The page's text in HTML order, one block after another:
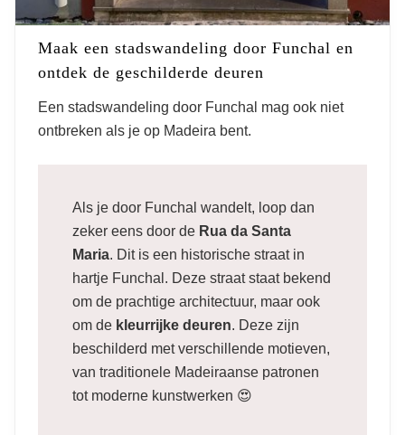
hoofdstad van Madeira
Maak een stadswandeling door Funchal en
ontdek de geschilderde deuren
Een stadswandeling door Funchal mag ook niet
ontbreken als je op Madeira bent.
Als je door Funchal wandelt, loop dan
zeker eens door de Rua da Santa
Maria. Dit is een historische straat in
hartje Funchal. Deze straat staat bekend
om de prachtige architectuur, maar ook
om de kleurrijke deuren. Deze zijn
beschilderd met verschillende motieven,
van traditionele Madeiraanse patronen
tot moderne kunstwerken 😍